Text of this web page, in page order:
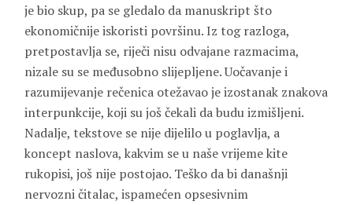
je bio skup, pa se gledalo da manuskript što
ekonomičnije iskoristi površinu. Iz tog razloga,
pretpostavlja se, riječi nisu odvajane razmacima,
nizale su se međusobno slijepljene. Uočavanje i
razumijevanje rečenica otežavao je izostanak znakova
interpunkcije, koji su još čekali da budu izmišljeni.
Nadalje, tekstove se nije dijelilo u poglavlja, a
koncept naslova, kakvim se u naše vrijeme kite
rukopisi, još nije postojao. Teško da bi današnji
nervozni čitalac, ispamećen opsesivnim